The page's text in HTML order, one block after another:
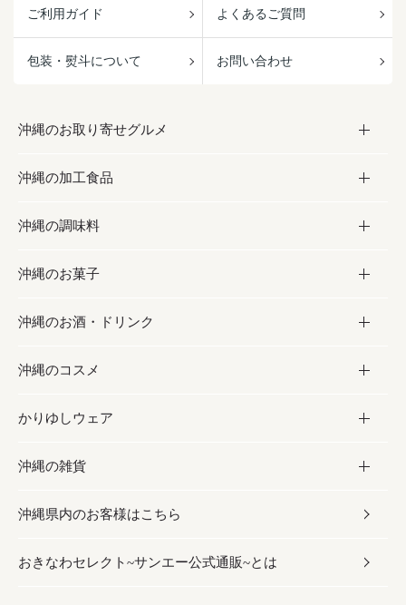
ご利用ガイド よくあるご質問
包装・熨斗について お問い合わせ
沖縄のお取り寄せグルメ
お取り寄せグルメ
フルーツ・野菜
お肉
海産物
沖縄の加工食品
加工食品
缶詰／パウチ
沖縄料理
沖縄そば／乾麺
レトルト食品
乾物／粉類
沖縄の調味料
調味料
砂糖／黒砂糖
塩
お酢／ドレッシング
しょうゆ
みそ
だし／スパイス／島唐辛子
沖縄のお菓子
お菓子
黒糖
ちんすこう
伝統菓子
スナック
おつまみ
沖縄のお酒・ドリンク
お酒・ドリンク
泡盛
ビール・チューハイ
ワイン・ウィスキー・カクテル
ドリンク
沖縄のコスメ
コスメ
スキンケア
ボディケア
ヘアケア
かりゆしウェア
かりゆしウェア
メンズ
レディース
沖縄の雑貨
雑貨
沖縄ファッション
沖縄県内のお客様はこちら
おきなわセレクト~サンエー公式通販~とは